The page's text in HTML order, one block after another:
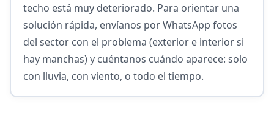
techo está muy deteriorado. Para orientar una
solución rápida, envíanos por WhatsApp fotos
del sector con el problema (exterior e interior si
hay manchas) y cuéntanos cuándo aparece: solo
con lluvia, con viento, o todo el tiempo.